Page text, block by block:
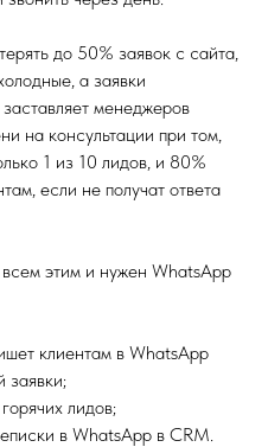
до 50% заявок с сайта,
а заявки
менеджеров
на консультации при том,
1 из 10 лидов, и 80%
если не получат ответа
этим и нужен WhatsApp
клиентам в WhatsApp
заявки;
лидов;
в WhatsApp в CRM.